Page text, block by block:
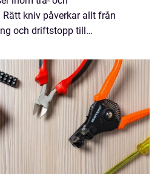
kniv påverkar allt från
och driftstopp till
många ton